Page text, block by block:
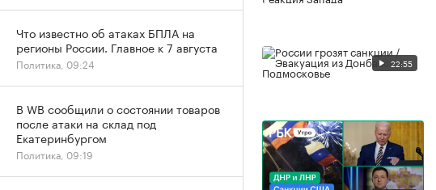
22:55
Что известно об атаках БПЛА на
регионы России. Главное к 7 августа
Политика, 09:24
В WB сообщили о состоянии товаров
после атаки на склад под
Екатеринбургом
Политика, 09:19